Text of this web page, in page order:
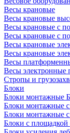
Весы крановые
Весы крановые
Весы крановые с
Весы крановые с
Весы крановые
Весы крановые
Весы
Весы электронные
Стропы и
Блоки
Блоки монтажные
Блоки монтажные
Блоки монтажные
Блоки с